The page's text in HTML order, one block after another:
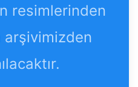
resimlerinden
arşivimizden